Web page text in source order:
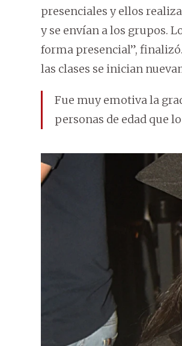
presenciales y ellos
y se envían a los grupos.
forma presencial”,
las clases se inician
Fue muy emotiva la
personas de edad que